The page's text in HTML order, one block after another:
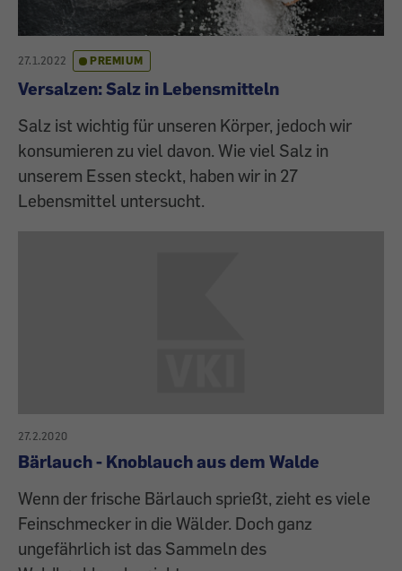
27.1.2022 PREMIUM
Versalzen: Salz in Lebensmitteln
Salz ist wichtig für unseren Körper, jedoch wir
konsumieren zu viel davon. Wie viel Salz in
unserem Essen steckt, haben wir in 27
Lebensmittel untersucht.
27.2.2020
Bärlauch - Knoblauch aus dem Walde
Wenn der frische Bärlauch sprießt, zieht es viele
Feinschmecker in die Wälder. Doch ganz
ungefährlich ist das Sammeln des